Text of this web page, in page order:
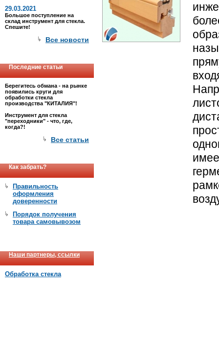
29.03.2021
Большое поступление на
склад инструмент для стекла.
Спешите!
Все новости
Последние статьи
Берегитесь обмана - на рынке
появились круги для
обработки стекла
производства "КИТАЛИЯ"!
Инструмент для стекла
"переходники" - что, где,
когда?!
Все статьи
Как забрать?
Правильность
оформления
доверенности
Порядок получения
товара самовывозом
Наши партнеры, ссылки
Обработка стекла